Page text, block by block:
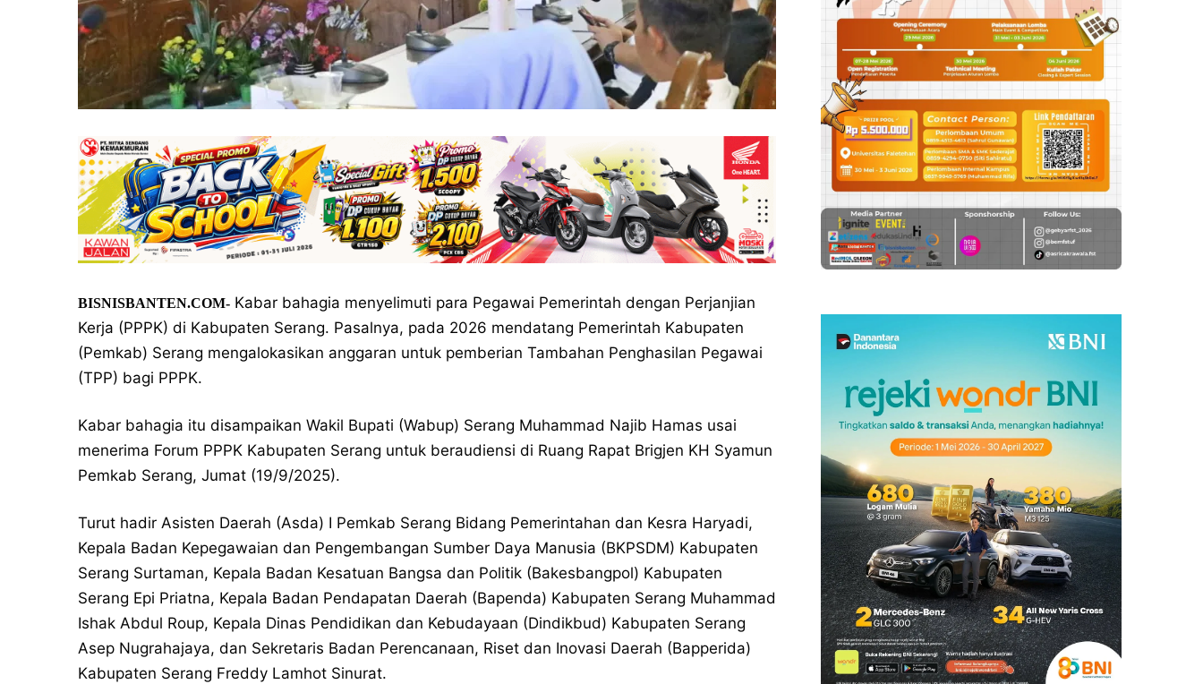
BISNISBANTEN.COM- Kabar bahagia menyelimuti para Pegawai Pemerintah dengan Perjanjian
Kerja (PPPK) di Kabupaten Serang. Pasalnya, pada 2026 mendatang Pemerintah Kabupaten
(Pemkab) Serang mengalokasikan anggaran untuk pemberian Tambahan Penghasilan Pegawai
(TPP) bagi PPPK.
Kabar bahagia itu disampaikan Wakil Bupati (Wabup) Serang Muhammad Najib Hamas usai
menerima Forum PPPK Kabupaten Serang untuk beraudiensi di Ruang Rapat Brigjen KH Syamun
Pemkab Serang, Jumat (19/9/2025).
Turut hadir Asisten Daerah (Asda) I Pemkab Serang Bidang Pemerintahan dan Kesra Haryadi,
Kepala Badan Kepegawaian dan Pengembangan Sumber Daya Manusia (BKPSDM) Kabupaten
Serang Surtaman, Kepala Badan Kesatuan Bangsa dan Politik (Bakesbangpol) Kabupaten
Serang Epi Priatna, Kepala Badan Pendapatan Daerah (Bapenda) Kabupaten Serang Muhammad
Ishak Abdul Roup, Kepala Dinas Pendidikan dan Kebudayaan (Dindikbud) Kabupaten Serang
Asep Nugrahajaya, dan Sekretaris Badan Perencanaan, Riset dan Inovasi Daerah (Bapperida)
Kabupaten Serang Freddy Lamhot Sinurat.